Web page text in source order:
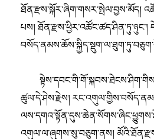
ཐོན་རྫས་སྐོར་ཞིག་གསར་སྤེལ་བྱས་མོད།
པས།
ཚུལ་དེ་ཤེས་རྗེས།
འགུལ་ལ་ཞུགས་སུ་བཅུག་ནས།